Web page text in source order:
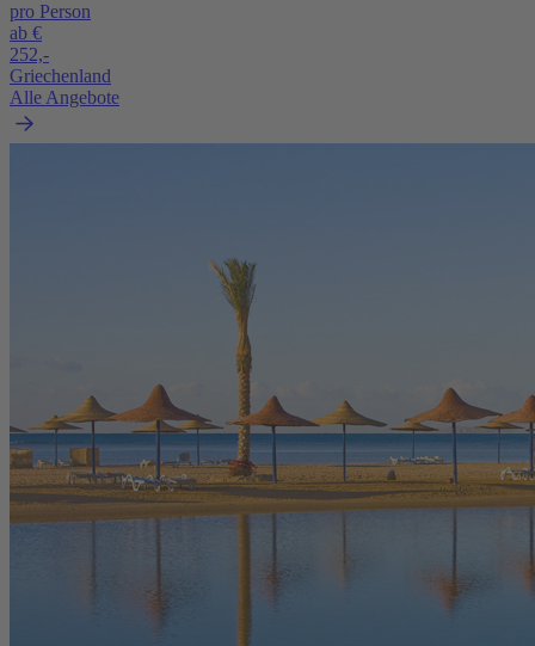
pro Person
ab €
252,-
Griechenland
Alle Angebote